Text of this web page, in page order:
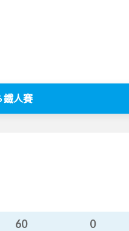
鐵人賽
60 0